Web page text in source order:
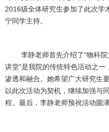
2016级全体研究生参加了此次学
宁同学主持。
李静老师首先介绍了“物科院
讲堂”是我院的传统特色活动之一
渗透和融合。她希望广大研究生
以此次活动为契机，继续加强与
程。最后，李静老师预祝活动圆满